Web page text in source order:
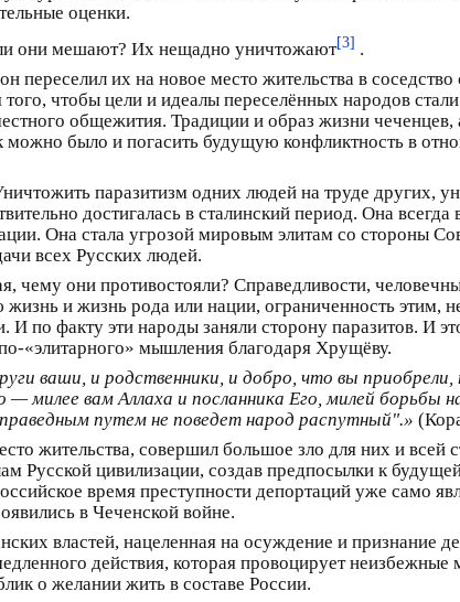
оценки.
они мешают? Их нещадно уничтожают[3] .
переселил их на новое место жительства в
чтобы цели и идеалы переселённых народов стали
общежития. Традиции и образ жизни чеченцев,
можно было и погасить будущую конфликтность в
паразитизм одних людей на труде других,
достигалась в сталинский период. Она всегда
Она стала угрозой мировым элитам со стороны
всех Русских людей.
чему они противостояли? Справедливости,
и жизнь рода или нации, ограниченность этим,
по факту эти народы заняли сторону паразитов. И
«элитарного» мышления благодаря Хрущёву.
ваши, и родственники, и добро, что вы приобрели,
милее вам Аллаха и посланника Его, милей борьбы
путем не поведет народ распутный".»
жительства, совершил большое зло для них и всей
Русской цивилизации, создав предпосылки к
время преступности депортаций уже само
в Чеченской войне.
властей, нацеленная на осуждение и признание
действия, которая провоцирует
о желании жить в составе России.